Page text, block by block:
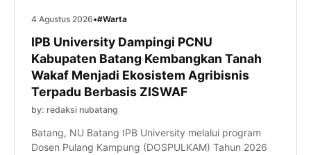
4 Agustus 2026•#Warta
IPB University Dampingi PCNU
Kabupaten Batang Kembangkan Tanah
Wakaf Menjadi Ekosistem Agribisnis
Terpadu Berbasis ZISWAF
by: redaksi nubatang
Batang, NU Batang IPB University melalui program
Dosen Pulang Kampung (DOSPULKAM) Tahun 2026